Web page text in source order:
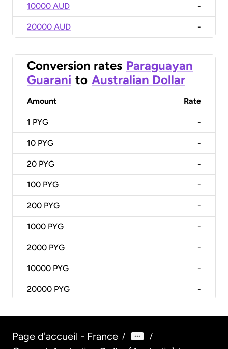
10000 AUD -
20000 AUD -
Conversion rates Paraguayan
Guarani to Australian Dollar
Amount Rate
1 PYG -
10 PYG -
20 PYG -
100 PYG -
200 PYG -
1000 PYG -
2000 PYG -
10000 PYG -
20000 PYG -
Page d'accueil - France / /